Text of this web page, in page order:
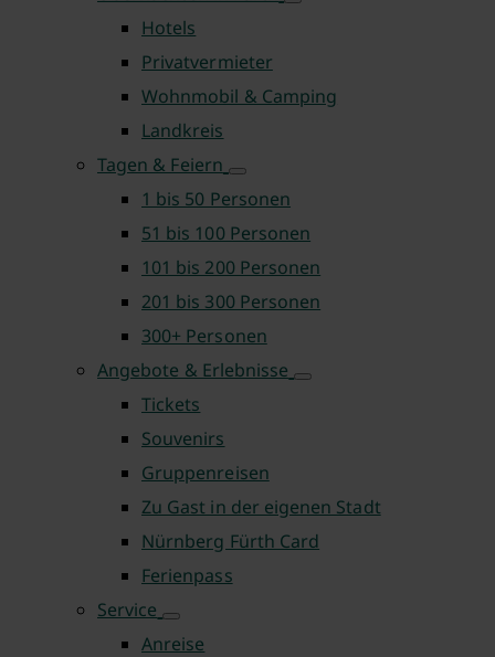
Hotels
Privatvermieter
Wohnmobil & Camping
Landkreis
Tagen & Feiern
1 bis 50 Personen
51 bis 100 Personen
101 bis 200 Personen
201 bis 300 Personen
300+ Personen
Angebote & Erlebnisse
Tickets
Souvenirs
Gruppenreisen
Zu Gast in der eigenen Stadt
Nürnberg Fürth Card
Ferienpass
Service
Anreise